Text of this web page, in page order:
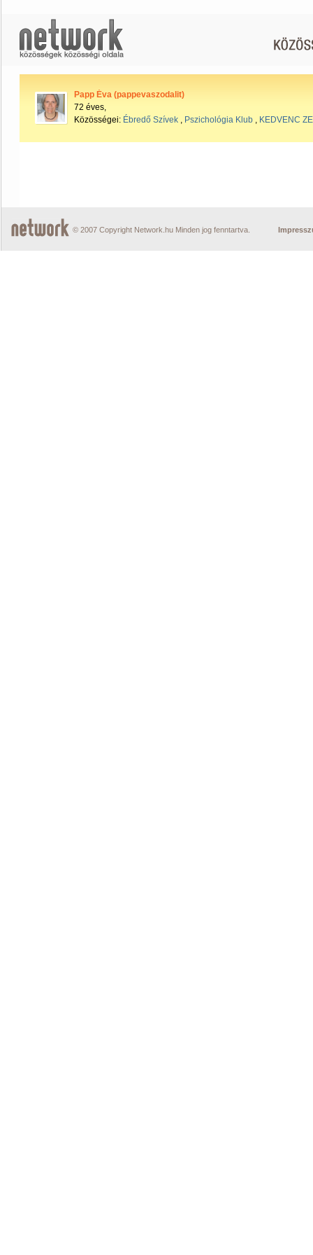
Papp Éva (pappevaszodalit)
72 éves,
Közösségei: Ébredő Szívek , Pszichológia Klub , KEDVENC
© 2007 Copyright Network.hu Minden jog fenntartva.